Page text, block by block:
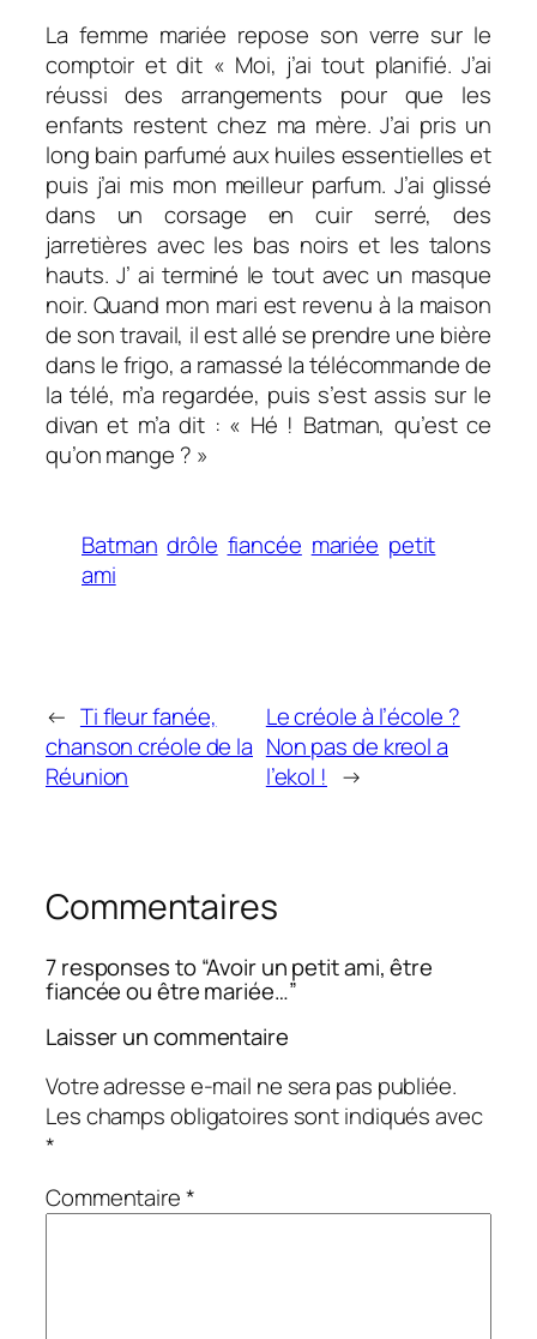
La femme mariée repose son verre sur le
comptoir et dit « Moi, j’ai tout planifié. J’ai
réussi des arrangements pour que les
enfants restent chez ma mère. J’ai pris un
long bain parfumé aux huiles essentielles et
puis j’ai mis mon meilleur parfum. J’ai glissé
dans un corsage en cuir serré, des
jarretières avec les bas noirs et les talons
hauts. J’ ai terminé le tout avec un masque
noir. Quand mon mari est revenu à la maison
de son travail, il est allé se prendre une bière
dans le frigo, a ramassé la télécommande de
la télé, m’a regardée, puis s’est assis sur le
divan et m’a dit : « Hé ! Batman, qu’est ce
qu’on mange ? »
Batman drôle fiancée mariée petit
ami
← Ti fleur fanée,
chanson créole de la
Réunion
Le créole à l’école ?
Non pas de kreol a
l’ekol ! →
Commentaires
7 responses to “Avoir un petit ami, être
fiancée ou être mariée…”
Laisser un commentaire
Votre adresse e-mail ne sera pas publiée.
Les champs obligatoires sont indiqués avec
*
Commentaire*